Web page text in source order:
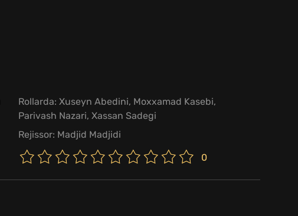
Rollarda: Xuseyn Abedini, Moxxamad Kasebi,
Parivash Nazari, Xassan Sadegi
Rejissor: Madjid Madjidi
0